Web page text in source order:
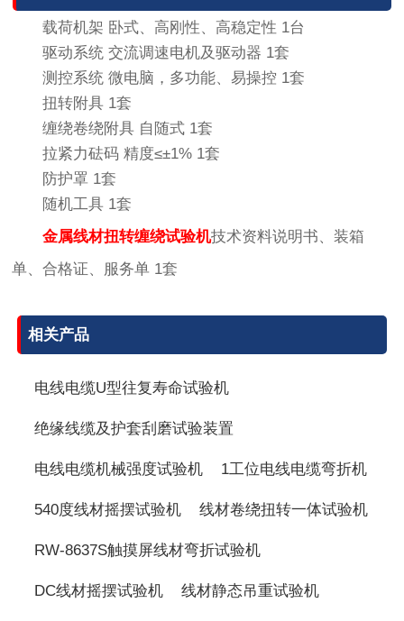
载荷机架 卧式、高刚性、高稳定性 1台
驱动系统 交流调速电机及驱动器 1套
测控系统 微电脑，多功能、易操控 1套
扭转附具 1套
缠绕卷绕附具 自随式 1套
拉紧力砝码 精度≤±1% 1套
防护罩 1套
随机工具 1套
金属线材扭转缠绕试验机技术资料说明书、装箱
单、合格证、服务单 1套
相关产品
电线电缆U型往复寿命试验机
绝缘线缆及护套刮磨试验装置
电线电缆机械强度试验机 1工位电线电缆弯折机
540度线材摇摆试验机 线材卷绕扭转一体试验机
RW-8637S触摸屏线材弯折试验机
DC线材摇摆试验机 线材静态吊重试验机